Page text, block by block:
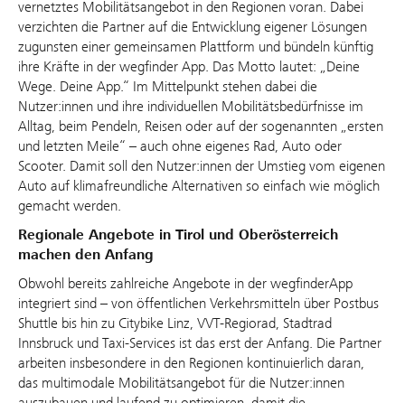
vernetztes Mobilitätsangebot in den Regionen voran. Dabei
verzichten die Partner auf die Entwicklung eigener Lösungen
zugunsten einer gemeinsamen Plattform und bündeln künftig
ihre Kräfte in der wegfinder App. Das Motto lautet: „Deine
Wege. Deine App.“ Im Mittelpunkt stehen dabei die
Nutzer:innen und ihre individuellen Mobilitätsbedürfnisse im
Alltag, beim Pendeln, Reisen oder auf der sogenannten „ersten
und letzten Meile“ – auch ohne eigenes Rad, Auto oder
Scooter. Damit soll den Nutzer:innen der Umstieg vom eigenen
Auto auf klimafreundliche Alternativen so einfach wie möglich
gemacht werden.
Regionale Angebote in Tirol und Oberösterreich
machen den Anfang
Obwohl bereits zahlreiche Angebote in der wegfinderApp
integriert sind – von öffentlichen Verkehrsmitteln über Postbus
Shuttle bis hin zu Citybike Linz, VVT-Regiorad, Stadtrad
Innsbruck und Taxi-Services ist das erst der Anfang. Die Partner
arbeiten insbesondere in den Regionen kontinuierlich daran,
das multimodale Mobilitätsangebot für die Nutzer:innen